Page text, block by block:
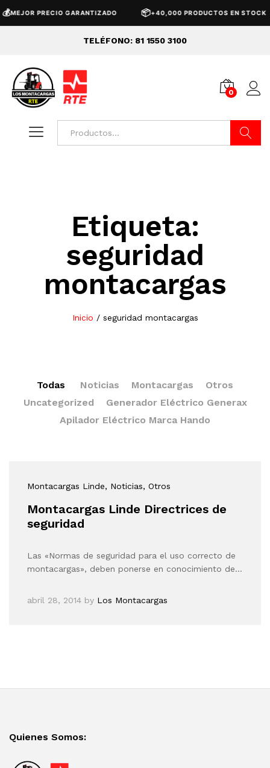
MEJOR PRECIO GARANTIZADO 📦+40,000 PRODUCTOS EN STOCK
TELÉFONO: 81 1550 3100
0
Etiqueta:
seguridad
montacargas
Inicio / seguridad montacargas
Todas Noticias Montacargas
Otros
Uncategorized
Generador Eléctrico Generax
Apilador Eléctrico Marca Hando
Montacargas Linde, Noticias, Otros
Montacargas Linde Directrices de
seguridad
Las «Normas de seguridad para el uso correcto de
montacargas», deben ponerse en conocimiento de…
abril 28, 2014 by Los Montacargas
Quienes Somos: